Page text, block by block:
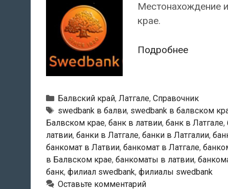
Местонахождение
крае.
ПодробнееSwedbank
Балви
Рубрики
Балвский край, Латгале, Справочник
Тэги
swedbank в балви, swedbank в балвском
Балвском крае, банк в латвии, банк в Латгале,
латвии, банки в Латгале, банки в Латгалии,
банкомат в Латвии, банкомат в Латгале,
в Балвском крае, банкоматы в латвии,
банк, филиал swedbank, филиалы swedbank
Оставьте комментарий